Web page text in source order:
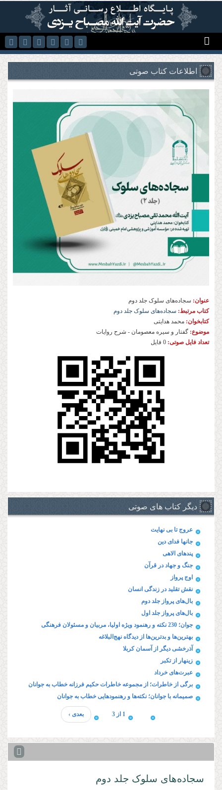
رفتن به محتوای اصلی
اطلاعات کتاب صوتی
عنوان: سجاده‌های سلوک جلد دوم
کتاب مرتبط: سجاده‌های سلوک جلد دوم
کتابخوان: محمد هدایتی
موضوع: گفتار و سیره معصومان - شرح روایات
تعداد فایل صوتی: 0 فایل
دیگر کتاب های صوتی
عروج تا بی نهایت
جانها فدای دین
پند‌های الاهی
جنگ و جهاد در قرآن
اوج پرواز
نقش تقلید در زندگی انسان
بال‌های پرواز جلد دوم
بال‌های پرواز جلد اول
جوان؛ 230 نکته و رهنمود ویژه‌ اولیا، مربیان و مسئولان فرهنگی
بهترین‌ها و بدترین‌ها از دیدگاه نهج‌البلاغه
آذرخشی‌ دیگر‌ از‌ آسمان‌ کربلا
زینهار از تکبر
عبرت‌های خرداد
برگی از خاطرات؛ از مجموعه خاطرات حکیم فرزانه خطاب به جوانان
صمیمانه با جوانان؛ نکته‌ها و رهنمودهایی خطاب به جوانان
1 از 3 بعدی ›
سجاده‌های سلوک جلد دوم